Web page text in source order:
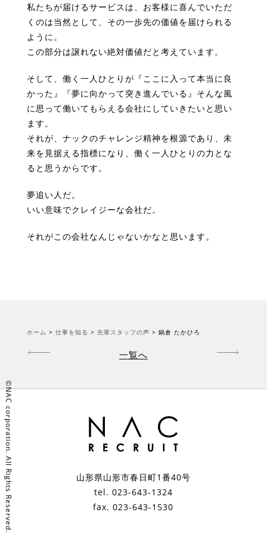
私たちが届けるサービスは、お客様に喜んでいただ
くのは当然として、その一歩先の価値を届けられる
ように。
この部分は譲れない絶対価値だと考えています。
そして、働く一人ひとりが『ここに入って本当に良
かった』『夢に向かって突き進んでいる』そんな風
に思って働いてもらえる会社にしていきたいと思い
ます。
それが、ナックのチャレンジ精神を根源であり、未
来を見据える指標になり、働く一人ひとりの力とな
ると思うからです。
夢追い人だ。
いい意味でクレイジーな会社だ。
それがこの会社なんじゃないかなと思います。
ホーム > 仕事を知る > 先輩スタッフの声 > 鍋倉 たかひろ
一覧へ
山形県山形市春日町1番40号
tel. 023-643-1324
fax. 023-643-1530
©️NAC corporation. All Rights Reserved.